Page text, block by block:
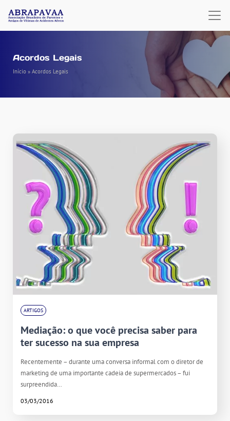
Acordos Legais
Início » Acordos Legais
ARTIGOS
Mediação: o que você precisa saber para
ter sucesso na sua empresa
Recentemente – durante uma conversa informal com o diretor de
marketing de uma importante cadeia de supermercados – fui
surpreendida…
03/03/2016